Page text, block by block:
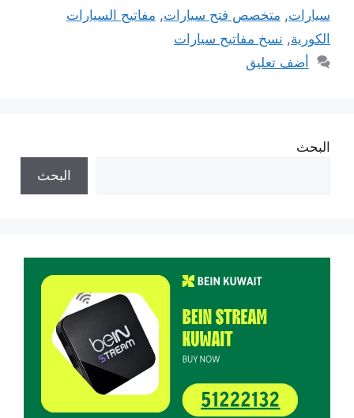
سيارات, متخصص فتح سيارات, مفاتيح السيارات
الكورية, نسخ مفاتيح سيارات
أضف تعليق
البحث
البحث